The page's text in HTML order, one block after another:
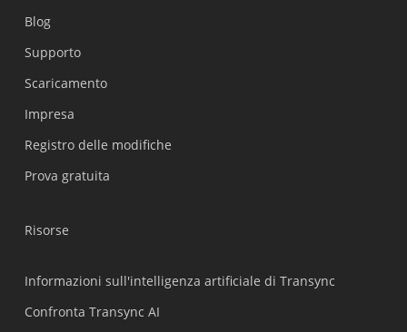
Blog
Supporto
Scaricamento
Impresa
Registro delle modifiche
Prova gratuita
Risorse
Informazioni sull'intelligenza artificiale di Transync
Confronta Transync AI